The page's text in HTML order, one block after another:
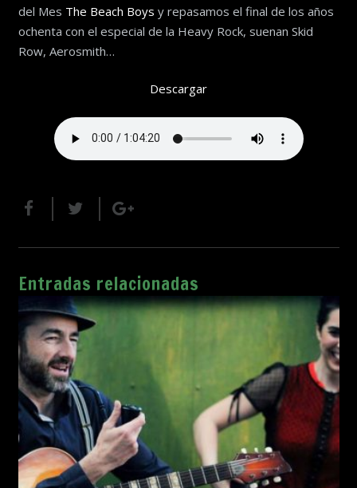
del Mes The Beach Boys y repasamos el final de los años
ochenta con el especial de la Heavy Rock, suenan Skid
Row, Aerosmith…
Descargar
Entradas relacionadas